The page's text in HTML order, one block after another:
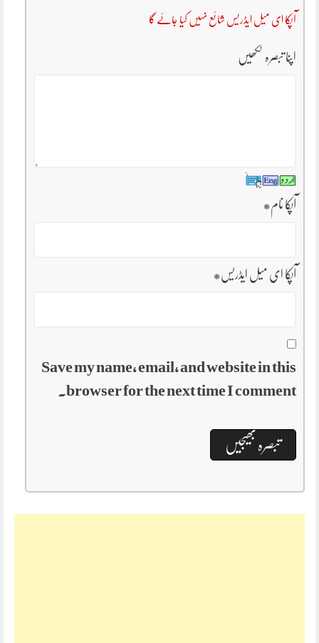
آپکا ای میل ایڈریس شائع نہیں کیا جائے گا
اپنا تبصرہ لکھیں
آپکا نام*
آپکا ای میل ایڈریس*
Save my name, email, and website in this
browser for the next time I comment.